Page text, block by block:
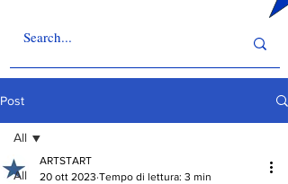
Post
All
All
ARTSTART
20 ott 2023 Tempo di lettura: 3 min